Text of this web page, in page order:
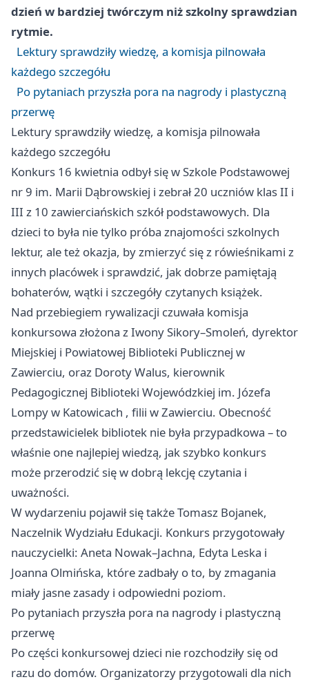
dzień w bardziej twórczym niż szkolny sprawdzian
rytmie.
Lektury sprawdziły wiedzę, a komisja pilnowała
każdego szczegółu
Po pytaniach przyszła pora na nagrody i plastyczną
przerwę
Lektury sprawdziły wiedzę, a komisja pilnowała
każdego szczegółu
Konkurs 16 kwietnia odbył się w Szkole Podstawowej
nr 9 im. Marii Dąbrowskiej i zebrał 20 uczniów klas II i
III z 10 zawierciańskich szkół podstawowych. Dla
dzieci to była nie tylko próba znajomości szkolnych
lektur, ale też okazja, by zmierzyć się z rówieśnikami z
innych placówek i sprawdzić, jak dobrze pamiętają
bohaterów, wątki i szczegóły czytanych książek.
Nad przebiegiem rywalizacji czuwała komisja
konkursowa złożona z Iwony Sikory–Smoleń, dyrektor
Miejskiej i Powiatowej Biblioteki Publicznej w
Zawierciu, oraz Doroty Walus, kierownik
Pedagogicznej Biblioteki Wojewódzkiej im. Józefa
Lompy w Katowicach , filii w Zawierciu. Obecność
przedstawicielek bibliotek nie była przypadkowa – to
właśnie one najlepiej wiedzą, jak szybko konkurs
może przerodzić się w dobrą lekcję czytania i
uważności.
W wydarzeniu pojawił się także Tomasz Bojanek,
Naczelnik Wydziału Edukacji. Konkurs przygotowały
nauczycielki: Aneta Nowak–Jachna, Edyta Leska i
Joanna Olmińska, które zadbały o to, by zmagania
miały jasne zasady i odpowiedni poziom.
Po pytaniach przyszła pora na nagrody i plastyczną
przerwę
Po części konkursowej dzieci nie rozchodziły się od
razu do domów. Organizatorzy przygotowali dla nich